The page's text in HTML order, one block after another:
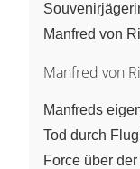
Manfred von
Manfred von
Manfreds
Tod durch
Force über